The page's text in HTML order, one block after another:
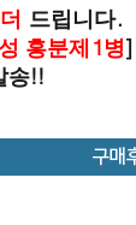
드립니다.
흥분제1병
송!!
구매